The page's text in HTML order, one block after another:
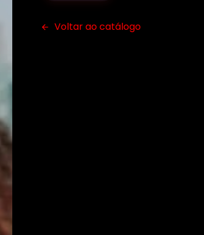
Voltar ao catálogo